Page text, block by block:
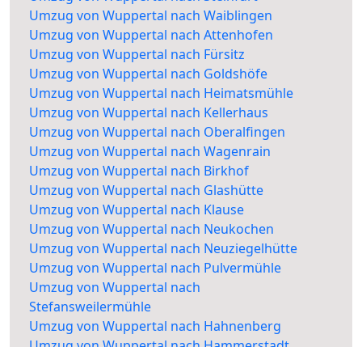
Umzug von Wuppertal nach Waiblingen
Umzug von Wuppertal nach Attenhofen
Umzug von Wuppertal nach Fürsitz
Umzug von Wuppertal nach Goldshöfe
Umzug von Wuppertal nach Heimatsmühle
Umzug von Wuppertal nach Kellerhaus
Umzug von Wuppertal nach Oberalfingen
Umzug von Wuppertal nach Wagenrain
Umzug von Wuppertal nach Birkhof
Umzug von Wuppertal nach Glashütte
Umzug von Wuppertal nach Klause
Umzug von Wuppertal nach Neukochen
Umzug von Wuppertal nach Neuziegelhütte
Umzug von Wuppertal nach Pulvermühle
Umzug von Wuppertal nach
Stefansweilermühle
Umzug von Wuppertal nach Hahnenberg